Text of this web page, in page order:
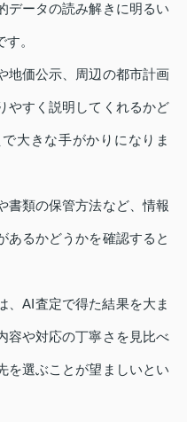
データの読み解きに明るい
。
地価公示、周辺の都市計画
やすく説明してくれるかど
大きな手がかりになりま
書類の保管方法など、情報
あるかどうかを確認すると
、AI査定で得た結果を大ま
容や対応の丁寧さを見比べ
を選ぶことが望ましいとい